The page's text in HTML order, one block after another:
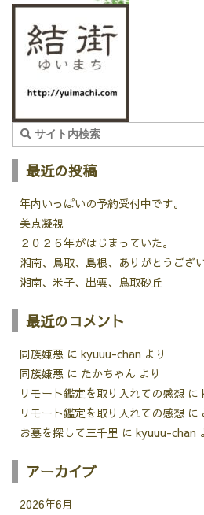
最近の投稿
年内いっぱいの予約受付中です。
美点凝視
２０２６年がはじまっていた。
湘南、鳥取、島根、ありがとうござ
湘南、米子、出雲、鳥取砂丘
最近のコメント
同族嫌悪 に kyuuu-chan より
同族嫌悪 に たかちゃん より
リモート鑑定を取り入れての感想 に
リモート鑑定を取り入れての感想 に
お墓を探して三千里 に kyuuu-chan
アーカイブ
2026年6月